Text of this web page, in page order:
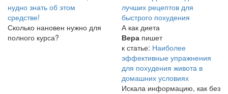
нудно знать об этом
средстве!
Сколько нановен нужно для
полного курса?
лучших рецептов для
быстрого похудения
А как диета
Вера пишет
к статье: Наиболее
эффективные упражнения
для похудения живота в
домашних условиях
Искала информацию, как без